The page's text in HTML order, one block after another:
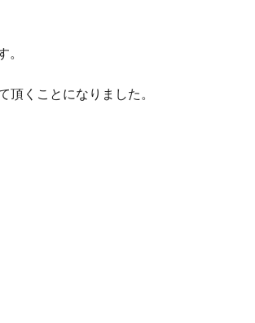
。
くことになりました。